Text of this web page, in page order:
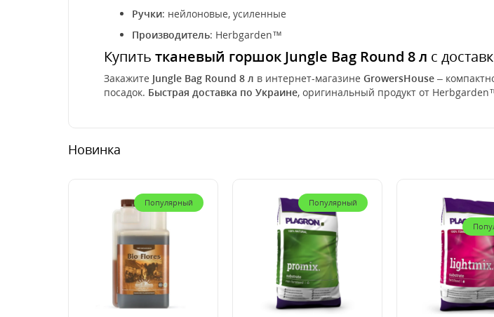
Ручки: нейлоновые, усиленные
Производитель: Herbgarden™
Купить тканевый горшок Jungle Bag Round 8 л с
Закажите Jungle Bag Round 8 л в интернет-магазине GrowersHouse –
посадок. Быстрая доставка по Украине, оригинальный продукт от
Новинка
Популярный Популярный